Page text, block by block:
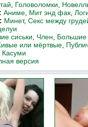
Головоломки
Аниме Мит энд фак
Минет, Секс между
сиськи Член
или мёртвые
Касуми
версия